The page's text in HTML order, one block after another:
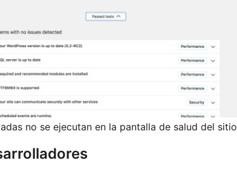
no se ejecutan en la pantalla de salud del sitio